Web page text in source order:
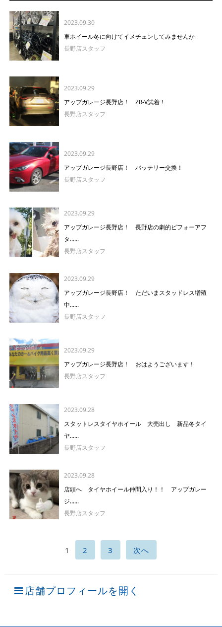
2023.09.30
車ホイール冬に向けてイメチェンしてみませんか
長野店スタッフ
2023.09.29
アップガレージ長野店！ ZR-V試着！
長野店スタッフ
2023.09.29
アップガレージ長野店！ バッテリー交換！
長野店スタッフ
2023.09.29
アップガレージ長野店！ 長野店の劇的ビフォーアフ
タ......
長野店スタッフ
2023.09.29
アップガレージ長野店！ ただいまスタッドレス増殖
中......
長野店スタッフ
2023.09.29
アップガレージ長野店！ おはようございます！
長野店スタッフ
2023.09.28
スタットレスタイヤホイール 大売出し 新品冬タイ
ヤ......
長野店スタッフ
2023.09.28
店頭へ タイヤホイール仲間入り！！ アップガレー
ジ......
長野店スタッフ
1 2 3 次へ
店舗プロフィールを開く